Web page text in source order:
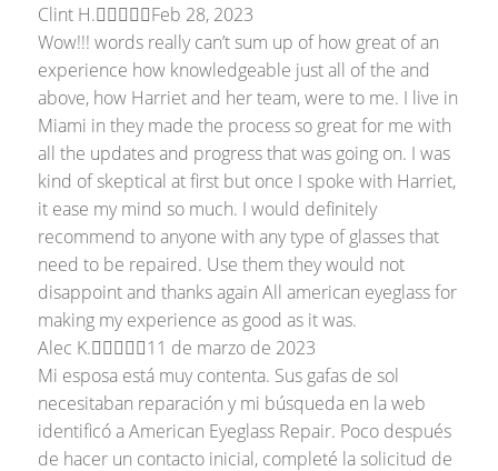
Clint H.Feb 28, 2023
Wow!!! words really can’t sum up of how great of an
experience how knowledgeable just all of the and
above, how Harriet and her team, were to me. I live in
Miami in they made the process so great for me with
all the updates and progress that was going on. I was
kind of skeptical at first but once I spoke with Harriet,
it ease my mind so much. I would definitely
recommend to anyone with any type of glasses that
need to be repaired. Use them they would not
disappoint and thanks again All american eyeglass for
making my experience as good as it was.
Alec K.11 de marzo de 2023
Mi esposa está muy contenta. Sus gafas de sol
necesitaban reparación y mi búsqueda en la web
identificó a American Eyeglass Repair. Poco después
de hacer un contacto inicial, completé la solicitud de